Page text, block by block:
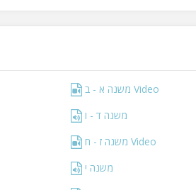
משנה א - ב Video
משנה ד - ו
משנה ז - ח Video
משנה י